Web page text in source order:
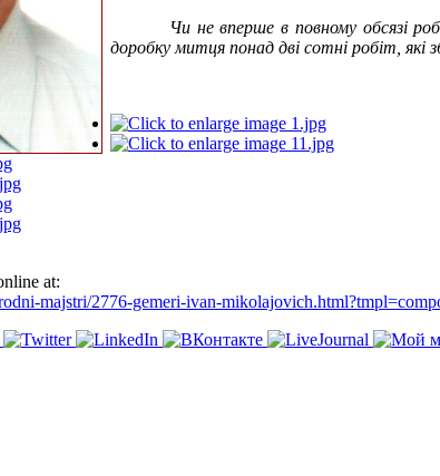
Чи не вперше в повному обсязі
доробку митця понад дві сотні робіт, які
at:
majstri/2776-gemeri-ivan-